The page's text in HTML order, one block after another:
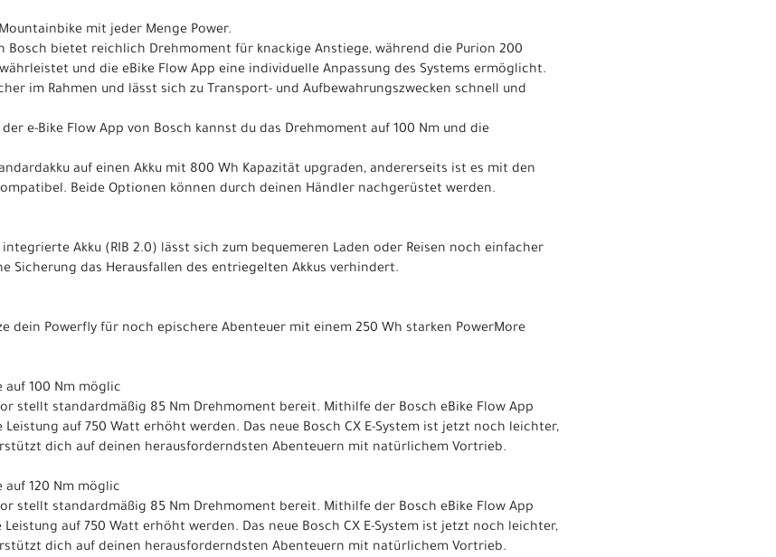
mit jeder Menge Power.
Bosch bietet reichlich Drehmoment für knackige Anstiege, während die Purion 200
und die eBike Flow App eine individuelle Anpassung des Systems ermöglicht.
im Rahmen und lässt sich zu Transport- und Aufbewahrungszwecken schnell und
e-Bike Flow App von Bosch kannst du das Drehmoment auf 100 Nm und die
auf einen Akku mit 800 Wh Kapazität upgraden, andererseits ist es mit den
Beide Optionen können durch deinen Händler nachgerüstet werden.
Akku (RIB 2.0) lässt sich zum bequemeren Laden oder Reisen noch einfacher
Sicherung das Herausfallen des entriegelten Akkus verhindert.
dein Powerfly für noch epischere Abenteuer mit einem 250 Wh starken PowerMore
auf 100 Nm möglic
stellt standardmäßig 85 Nm Drehmoment bereit. Mithilfe der Bosch eBike Flow App
Leistung auf 750 Watt erhöht werden. Das neue Bosch CX E-System ist jetzt noch leichter,
dich auf deinen herausforderndsten Abenteuern mit natürlichem Vortrieb.
auf 120 Nm möglic
stellt standardmäßig 85 Nm Drehmoment bereit. Mithilfe der Bosch eBike Flow App
Leistung auf 750 Watt erhöht werden. Das neue Bosch CX E-System ist jetzt noch leichter,
dich auf deinen herausforderndsten Abenteuern mit natürlichem Vortrieb.